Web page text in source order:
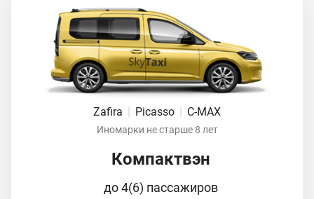
Zafira | Picasso | C-MAX
Иномарки не старше 8 лет
Компактвэн
до 4(6) пассажиров